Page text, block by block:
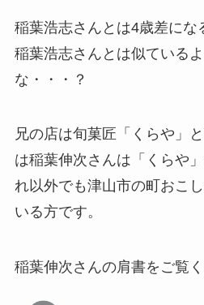
稲葉浩志さんとは4歳差にな
稲葉浩志さんとは似ている
な・・・？
兄の店は旬菓匠「くらや」
は稲葉伸次さんは「くらや
れ以外でも津山市の町おこ
いる方です。
稲葉伸次さんの肩書をご覧く